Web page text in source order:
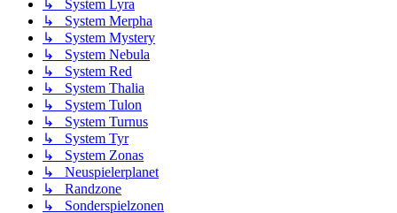
↳ System Lyra
↳ System Merpha
↳ System Mystery
↳ System Nebula
↳ System Red
↳ System Thalia
↳ System Tulon
↳ System Turnus
↳ System Tyr
↳ System Zonas
↳ Neuspielerplanet
↳ Randzone
↳ Sonderspielzonen